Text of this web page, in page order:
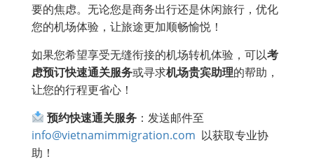
要的焦虑。无论您是商务出行还是休闲旅行，优化
您的机场体验，让旅途更加顺畅愉悦！
如果您希望享受无缝衔接的机场转机体验，可以考
虑预订快速通关服务或寻求机场贵宾助理的帮助，
让您的行程更省心！
预约快速通关服务 ：发送邮件至
info@vietnamimmigration.com 以获取专业协
助！